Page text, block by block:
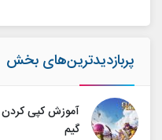
پربازدیدترین‌های بخش
آموزش کپی
گیم